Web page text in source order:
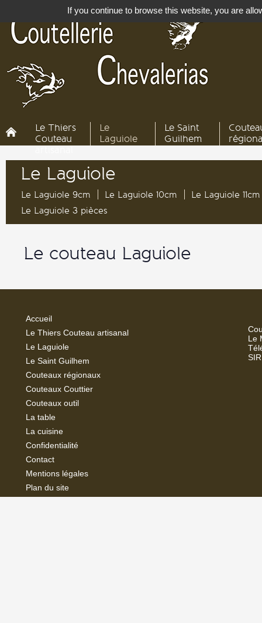
Le Thiers
Couteau
Le
Laguiole
Le Saint
Guilhem
Le Laguiole
Le Laguiole 9cm Le Laguiole 10cm
Le Laguiole 11cm
Le Laguiole 3 pièces
Le couteau Laguiole
Accueil
Le Thiers Couteau artisanal
Le Laguiole
Le Saint Guilhem
Couteaux régionaux
Couteaux Couttier
Couteaux outil
La table
La cuisine
Confidentialité
Contact
Mentions légales
Plan du site
Le
If you continue to browse this website, you are